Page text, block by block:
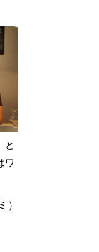
と
ワ
）